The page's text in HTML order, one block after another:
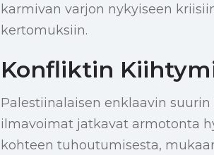
karmivan varjon nykyiseen
kertomuksiin.
Konfliktin
Palestiinalaisen enklaavin
ilmavoimat jatkavat armotonta
kohteen tuhoutumisesta,